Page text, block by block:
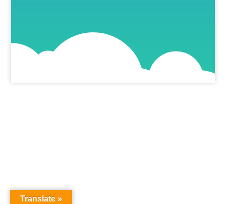
Translate »